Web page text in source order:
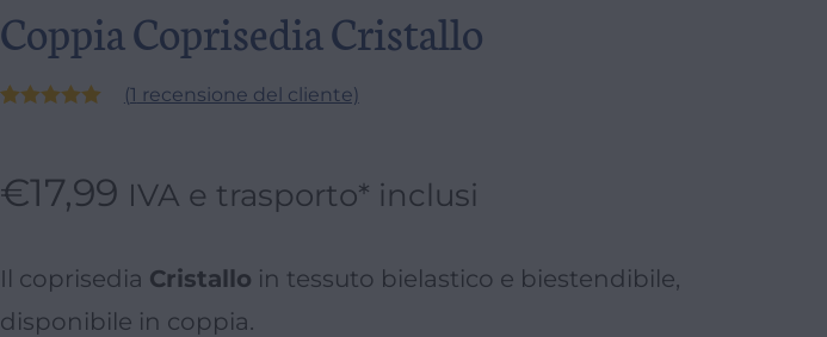
Coppia Coprisedia Cristallo
su base
(1 recensione del cliente)
€17,99 IVA e trasporto* inclusi
Il coprisedia Cristallo in tessuto bielastico e biestendibile,
disponibile in coppia.